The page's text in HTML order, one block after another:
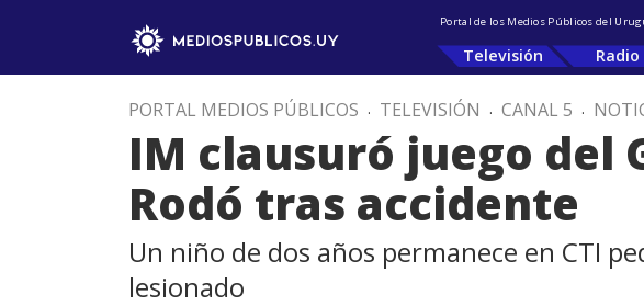
Portal de los Medios Públicos del
Televisión Radio
PORTAL MEDIOS PÚBLICOS . TELEVISIÓN . CANAL 5 .
IM clausuró juego del
Rodó tras accidente
Un niño de dos años permanece en CTI
lesionado